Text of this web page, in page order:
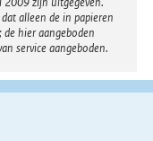
alleen de in papieren
hier aangeboden
service aangeboden.